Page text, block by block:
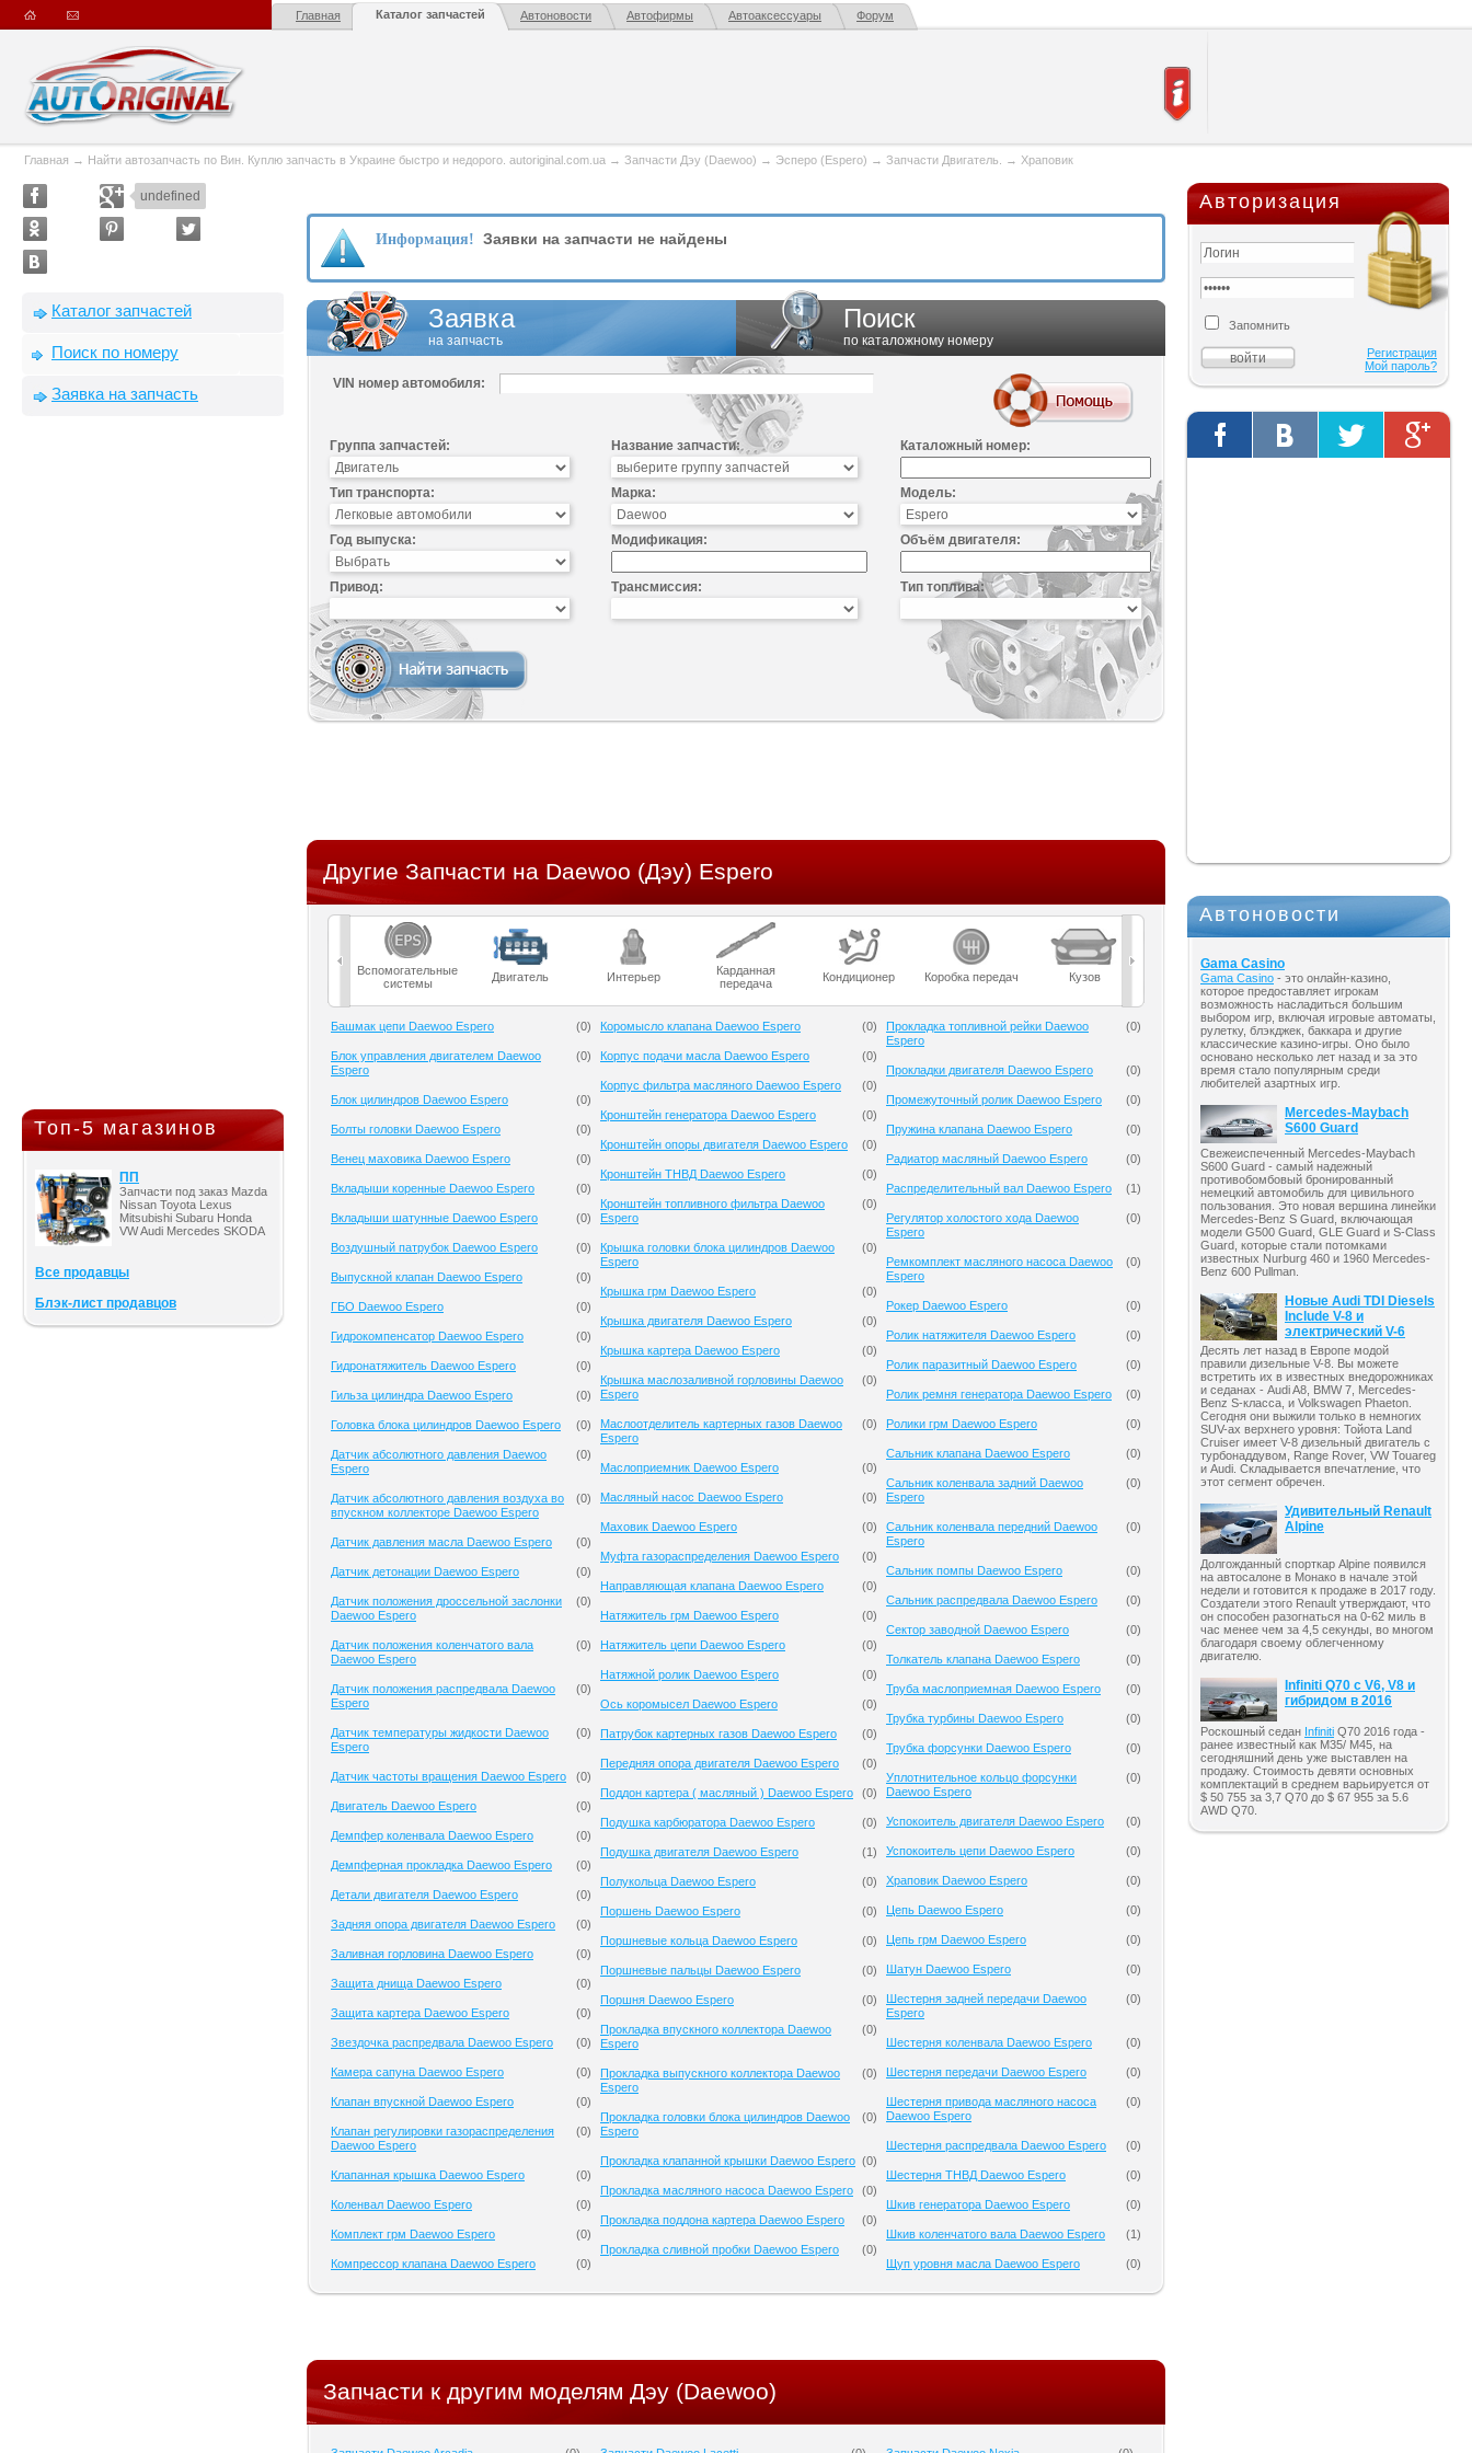
Главная Каталог запчастей Автоновости Автофирмы Автоаксессуары Форум
Главная → Найти автозапчасть по Вин. Куплю запчасть в Украине быстро и недорого. autoriginal.com.ua → Запчасти Дэу (Daewoo) → Эсперо (Espero) → Запчасти Двигатель. → Храповик
undefined
Каталог запчастей
Поиск по номеру
Заявка на запчасть
Топ-5 магазинов
ПП
Запчасти под заказ Mazda
Nissan Toyota Lexus
Mitsubishi Subaru Honda
VW Audi Mercedes SKODA
Все продавцы
Блэк-лист продавцов
Информация! Заявки на запчасти не найдены
Заявка
на запчасть
Поиск
по каталожному номеру
VIN номер автомобиля:
Группа запчастей: Название запчасти: Каталожный номер:
Тип транспорта: Марка: Модель:
Год выпуска: Модификация: Объём двигателя:
Привод: Трансмиссия: Тип топлива:
Другие Запчасти на Daewoo (Дэу) Espero
Вспомогательные
системы
Двигатель Интерьер
Карданная
передача
Кондиционер Коробка передач Кузов Масла Мост
Башмак цепи Daewoo Espero (0)
Блок управления двигателем Daewoo
Espero
(0)
Блок цилиндров Daewoo Espero (0)
Болты головки Daewoo Espero (0)
Венец маховика Daewoo Espero (0)
Вкладыши коренные Daewoo Espero (0)
Вкладыши шатунные Daewoo Espero (0)
Воздушный патрубок Daewoo Espero (0)
Выпускной клапан Daewoo Espero (0)
ГБО Daewoo Espero (0)
Гидрокомпенсатор Daewoo Espero (0)
Гидронатяжитель Daewoo Espero (0)
Гильза цилиндра Daewoo Espero (0)
Головка блока цилиндров Daewoo Espero (0)
Датчик абсолютного давления Daewoo
Espero
(0)
Датчик абсолютного давления воздуха во
впускном коллекторе Daewoo Espero
(0)
Датчик давления масла Daewoo Espero (0)
Датчик детонации Daewoo Espero (0)
Датчик положения дроссельной заслонки
Daewoo Espero
(0)
Датчик положения коленчатого вала
Daewoo Espero
(0)
Датчик положения распредвала Daewoo
Espero
(0)
Датчик температуры жидкости Daewoo
Espero
(0)
Датчик частоты вращения Daewoo Espero (0)
Двигатель Daewoo Espero (0)
Демпфер коленвала Daewoo Espero (0)
Демпферная прокладка Daewoo Espero (0)
Детали двигателя Daewoo Espero (0)
Задняя опора двигателя Daewoo Espero (0)
Заливная горловина Daewoo Espero (0)
Защита днища Daewoo Espero (0)
Защита картера Daewoo Espero (0)
Звездочка распредвала Daewoo Espero (0)
Камера сапуна Daewoo Espero (0)
Клапан впускной Daewoo Espero (0)
Клапан регулировки газораспределения
Daewoo Espero
(0)
Клапанная крышка Daewoo Espero (0)
Коленвал Daewoo Espero (0)
Комплект грм Daewoo Espero (0)
Компрессор клапана Daewoo Espero (0)
Коромысло клапана Daewoo Espero (0)
Корпус подачи масла Daewoo Espero (0)
Корпус фильтра масляного Daewoo Espero (0)
Кронштейн генератора Daewoo Espero (0)
Кронштейн опоры двигателя Daewoo Espero (0)
Кронштейн ТНВД Daewoo Espero (0)
Кронштейн топливного фильтра Daewoo
Espero
(0)
Крышка головки блока цилиндров Daewoo
Espero
(0)
Крышка грм Daewoo Espero (0)
Крышка двигателя Daewoo Espero (0)
Крышка картера Daewoo Espero (0)
Крышка маслозаливной горловины Daewoo
Espero
(0)
Маслоотделитель картерных газов Daewoo
Espero
(0)
Маслоприемник Daewoo Espero (0)
Масляный насос Daewoo Espero (0)
Маховик Daewoo Espero (0)
Муфта газораспределения Daewoo Espero (0)
Направляющая клапана Daewoo Espero (0)
Натяжитель грм Daewoo Espero (0)
Натяжитель цепи Daewoo Espero (0)
Натяжной ролик Daewoo Espero (0)
Ось коромысел Daewoo Espero (0)
Патрубок картерных газов Daewoo Espero (0)
Передняя опора двигателя Daewoo Espero (0)
Поддон картера ( масляный ) Daewoo Espero (0)
Подушка карбюратора Daewoo Espero (0)
Подушка двигателя Daewoo Espero (1)
Полукольца Daewoo Espero (0)
Поршень Daewoo Espero (0)
Поршневые кольца Daewoo Espero (0)
Поршневые пальцы Daewoo Espero (0)
Поршня Daewoo Espero (0)
Прокладка впускного коллектора Daewoo
Espero
(0)
Прокладка выпускного коллектора Daewoo
Espero
(0)
Прокладка головки блока цилиндров Daewoo
Espero
(0)
Прокладка клапанной крышки Daewoo Espero (0)
Прокладка масляного насоса Daewoo Espero (0)
Прокладка поддона картера Daewoo Espero (0)
Прокладка сливной пробки Daewoo Espero (0)
Прокладка топливной рейки Daewoo
Espero
(0)
Прокладки двигателя Daewoo Espero (0)
Промежуточный ролик Daewoo Espero (0)
Пружина клапана Daewoo Espero (0)
Радиатор масляный Daewoo Espero (0)
Распределительный вал Daewoo Espero (1)
Регулятор холостого хода Daewoo
Espero
(0)
Ремкомплект масляного насоса Daewoo
Espero
(0)
Рокер Daewoo Espero (0)
Ролик натяжителя Daewoo Espero (0)
Ролик паразитный Daewoo Espero (0)
Ролик ремня генератора Daewoo Espero (0)
Ролики грм Daewoo Espero (0)
Сальник клапана Daewoo Espero (0)
Сальник коленвала задний Daewoo
Espero
(0)
Сальник коленвала передний Daewoo
Espero
(0)
Сальник помпы Daewoo Espero (0)
Сальник распредвала Daewoo Espero (0)
Сектор заводной Daewoo Espero (0)
Толкатель клапана Daewoo Espero (0)
Труба маслоприемная Daewoo Espero (0)
Трубка турбины Daewoo Espero (0)
Трубка форсунки Daewoo Espero (0)
Уплотнительное кольцо форсунки
Daewoo Espero
(0)
Успокоитель двигателя Daewoo Espero (0)
Успокоитель цепи Daewoo Espero (0)
Храповик Daewoo Espero (0)
Цепь Daewoo Espero (0)
Цепь грм Daewoo Espero (0)
Шатун Daewoo Espero (0)
Шестерня задней передачи Daewoo
Espero
(0)
Шестерня коленвала Daewoo Espero (0)
Шестерня передачи Daewoo Espero (0)
Шестерня привода масляного насоса
Daewoo Espero
(0)
Шестерня распредвала Daewoo Espero (0)
Шестерня ТНВД Daewoo Espero (0)
Шкив генератора Daewoo Espero (0)
Шкив коленчатого вала Daewoo Espero (1)
Щуп уровня масла Daewoo Espero (0)
Запчасти к другим моделям Дэу (Daewoo)
Авторизация
Запомнить
Регистрация
Мой пароль?
Автоновости
Gama Casino
Gama Casino - это онлайн-казино,
которое предоставляет игрокам
возможность насладиться большим
выбором игр, включая игровые автоматы,
рулетку, блэкджек, баккара и другие
классические казино-игры. Оно было
основано несколько лет назад и за это
время стало популярным среди
любителей азартных игр.
Mercedes-Maybach
S600 Guard
Свежеиспеченный Mercedes-Maybach
S600 Guard - самый надежный
противобомбовый бронированный
немецкий автомобиль для цивильного
пользования. Это новая вершина линейки
Mercedes-Benz S Guard, включающая
модели G500 Guard, GLE Guard и S-Class
Guard, которые стали потомками
известных Nurburg 460 и 1960 Mercedes-
Benz 600 Pullman.
Новые Audi TDI Diesels
Include V-8 и
электрический V-6
Десять лет назад в Европе модой
правили дизельные V-8. Вы можете
встретить их в известных внедорожниках
и седанах - Audi A8, BMW 7, Mercedes-
Benz S-класса, и Volkswagen Phaeton.
Сегодня они выжили только в немногих
SUV-ах верхнего уровня: Тойота Land
Cruiser имеет V-8 дизельный двигатель с
турбонаддувом, Range Rover, VW Touareg
и Audi. Складывается впечатление, что
этот сегмент обречен.
Удивительный Renault
Alpine
Долгожданный спорткар Alpine появился
на автосалоне в Монако в начале этой
недели и готовится к продаже в 2017 году.
Создатели этого Renault утверждают, что
он способен разогнаться на 0-62 миль в
час менее чем за 4,5 секунды, во многом
благодаря своему облегченному
двигателю.
Infiniti Q70 с V6, V8 и
гибридом в 2016
Роскошный седан Infiniti Q70 2016 года -
ранее известный как M35/ M45, на
сегодняшний день уже выставлен на
продажу. Стоимость девяти основных
комплектаций в среднем варьируется от
$ 50 755 за 3,7 Q70 до $ 67 955 за 5.6
AWD Q70.